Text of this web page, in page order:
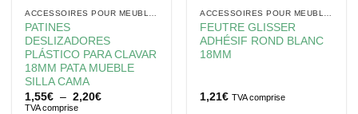
ACCESSOIRES POUR MEUBLES
PATINES
DESLIZADORES
PLÁSTICO PARA CLAVAR
18MM PATA MUEBLE
SILLA CAMA
1,55€ – 2,20€Plage
TVA comprise
ACCESSOIRES POUR MEUBLES
FEUTRE GLISSER
ADHÉSIF ROND BLANC
18MM
1,21€ TVA comprise